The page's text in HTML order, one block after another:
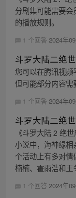
分剧集可能需要
的播放规则。
1 个回答 2024年
斗罗大陆二绝
您可以在腾讯视频
但可能部分内容需
1 个回答 2024年
斗罗大陆二绝
《斗罗大陆 2 绝
小说中，海神缘
个活动上有多对
楠楠、霍雨浩和王
1 个回答 2024年